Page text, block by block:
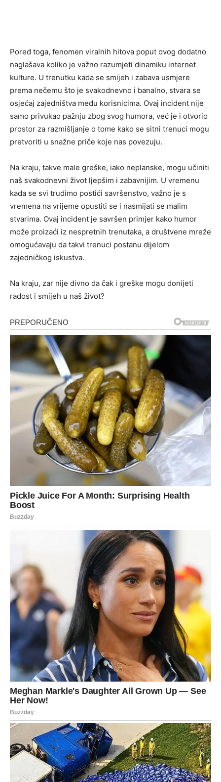
Pored toga, fenomen viralnih hitova poput ovog dodatno
naglašava koliko je važno razumjeti dinamiku internet
kulture. U trenutku kada se smijeh i zabava usmjere
prema nečemu što je svakodnevno i banalno, stvara se
osjećaj zajedništva među korisnicima. Ovaj incident nije
samo privukao pažnju zbog svog humora, već je i otvorio
prostor za razmišljanje o tome kako se sitni trenuci mogu
pretvoriti u snažne priče koje nas povezuju.
Na kraju, takve male greške, iako neplanske, mogu učiniti
naš svakodnevni život ljepšim i zabavnijim. U vremenu
kada se svi trudimo postići savršenstvo, važno je s
vremena na vrijeme opustiti se i nasmijati se malim
stvarima. Ovaj incident je savršen primjer kako humor
može proizaći iz nespretnih trenutaka, a društvene mreže
omogućavaju da takvi trenuci postanu dijelom
zajedničkog iskustva.
Na kraju, zar nije divno da čak i greške mogu donijeti
radost i smijeh u naš život?